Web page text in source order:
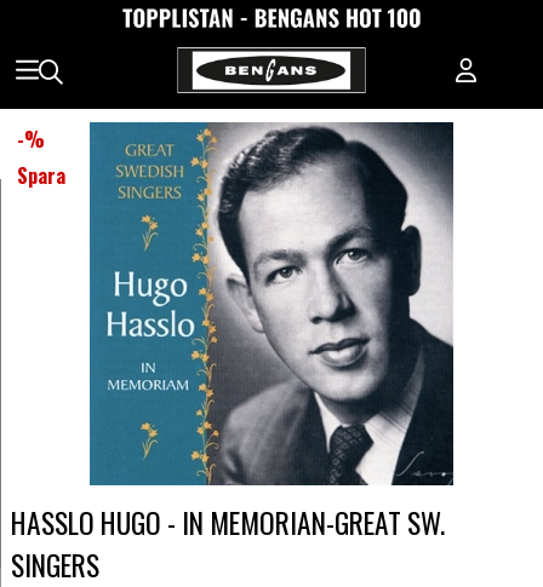
-%
Spara
HASSLO HUGO - IN MEMORIAN-GREAT SW.
SINGERS